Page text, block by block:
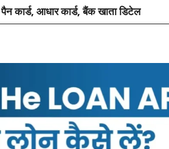
पैन कार्ड, आधार कार्ड, बैंक खाता डिटेल